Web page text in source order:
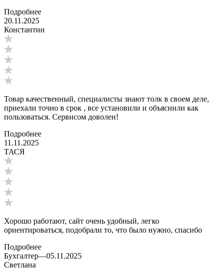
Подробнее
20.11.2025
Константин
Товар качественный, специалисты знают толк в своем деле,
приехали точно в срок , все установили и объяснили как
пользоваться. Сервисом доволен!
Подробнее
11.11.2025
ТАСЯ
Хорошо работают, сайт очень удобный, легко
ориентироваться, подобрали то, что было нужно, спасибо
Подробнее
Бухгалтер—05.11.2025
Светлана